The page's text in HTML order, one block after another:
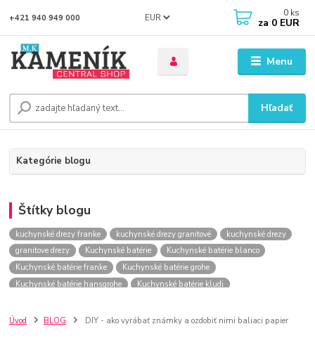
Menu
EUR
Hľadať
+421 940 949 000 0 ks
za 0 EUR
Kategórie blogu
Štítky blogu
kuchynské drezy franke kuchynské drezy granitové
kuchynské drezy
granitove drezy
Kuchynské batérie
Kuchynské batérie blanco
Kuchynské batérie franke
Kuchynské batérie grohe
Kuchynské batérie hansgrohe
Kuchynské batérie kludi
kuchynské batérie sagittarius
kuchynské batérie
vodovodné batérie
Úvod BLOG DIY - ako vyrábať známky a ozdobiť nimi baliaci papier